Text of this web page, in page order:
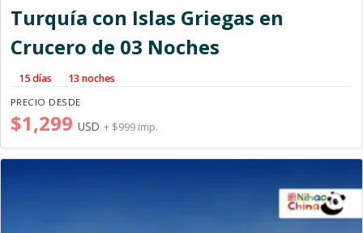
Turquía con Islas Griegas en
Crucero de 03 Noches
15 días 13 noches
PRECIO DESDE
$1,299 USD + $999 imp.